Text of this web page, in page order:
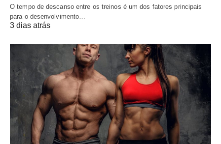
O tempo de descanso entre os treinos é um dos fatores principais
para o desenvolvimento…
3 dias atrás